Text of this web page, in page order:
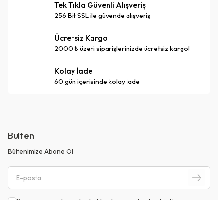
Tek Tıkla Güvenli Alışveriş
256 Bit SSL ile güvende alışveriş
Ücretsiz Kargo
2000 ₺ üzeri siparişlerinizde ücretsiz kargo!
Kolay İade
60 gün içerisinde kolay iade
Bülten
Bültenimize Abone Ol